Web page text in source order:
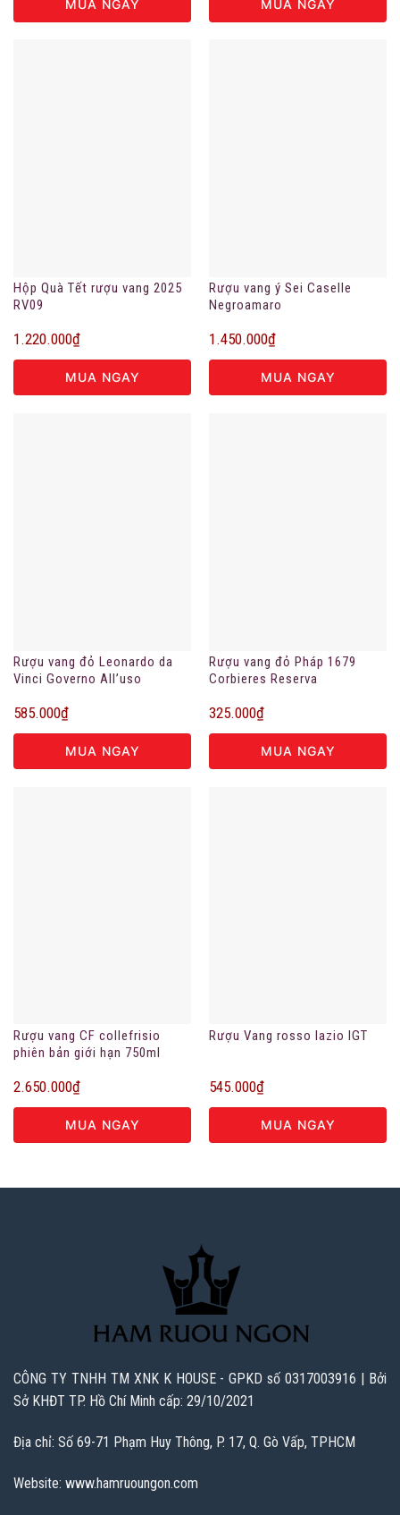
MUA NGAY MUA NGAY
Hộp Quà Tết rượu vang 2025
RV09
1.220.000₫
MUA NGAY
Rượu vang ý Sei Caselle
Negroamaro
1.450.000₫
MUA NGAY
Rượu vang đỏ Leonardo da
Vinci Governo All’uso
585.000₫
MUA NGAY
Rượu vang đỏ Pháp 1679
Corbieres Reserva
325.000₫
MUA NGAY
Rượu vang CF collefrisio
phiên bản giới hạn 750ml
2.650.000₫
MUA NGAY
Rượu Vang rosso lazio IGT
545.000₫
MUA NGAY
CÔNG TY TNHH TM XNK K HOUSE - GPKD số 0317003916 | Bởi
Sở KHĐT TP. Hồ Chí Minh cấp: 29/10/2021
Địa chỉ: Số 69-71 Phạm Huy Thông, P. 17, Q. Gò Vấp, TPHCM
Website: www.hamruoungon.com